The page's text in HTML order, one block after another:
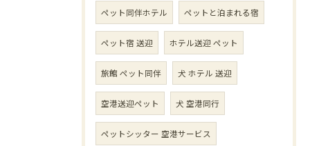
ペット同伴ホテル ペットと泊まれる宿
ペット宿 送迎 ホテル送迎 ペット
旅館 ペット同伴 犬 ホテル 送迎
空港送迎ペット 犬 空港同行
ペットシッター 空港サービス